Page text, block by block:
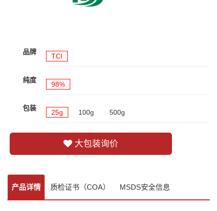
品牌
TCI
纯度
98%
包装
25g 100g 500g
大包装询价
产品详情 质检证书（COA） MSDS安全信息